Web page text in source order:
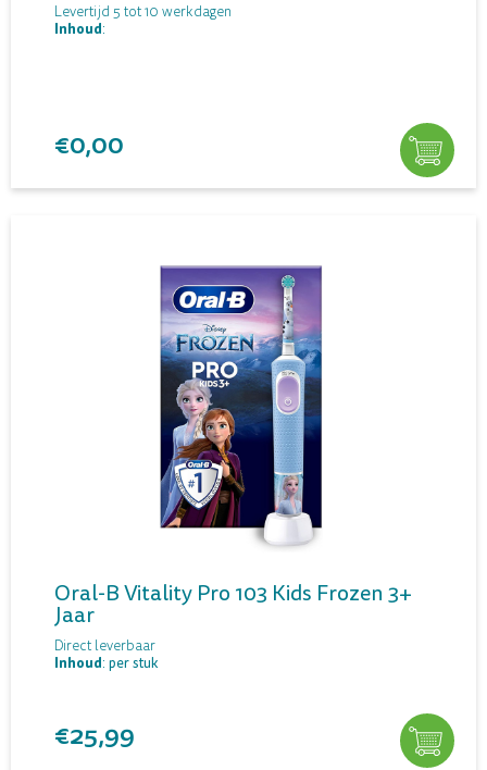
Levertijd 5 tot 10 werkdagen
Inhoud:
€0,00
Oral-B Vitality Pro 103 Kids Frozen 3+
Jaar
Direct leverbaar
Inhoud: per stuk
€25,99